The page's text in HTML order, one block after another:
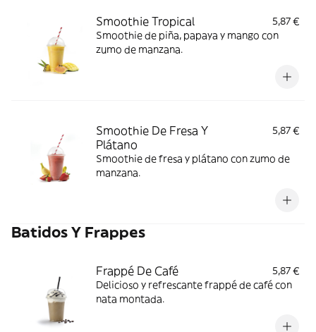
Smoothie Tropical
5,87 €
Smoothie de piña, papaya y mango con
zumo de manzana.
Smoothie De Fresa Y
Plátano
5,87 €
Smoothie de fresa y plátano con zumo de
manzana.
Batidos Y Frappes
Frappé De Café
5,87 €
Delicioso y refrescante frappé de café con
nata montada.